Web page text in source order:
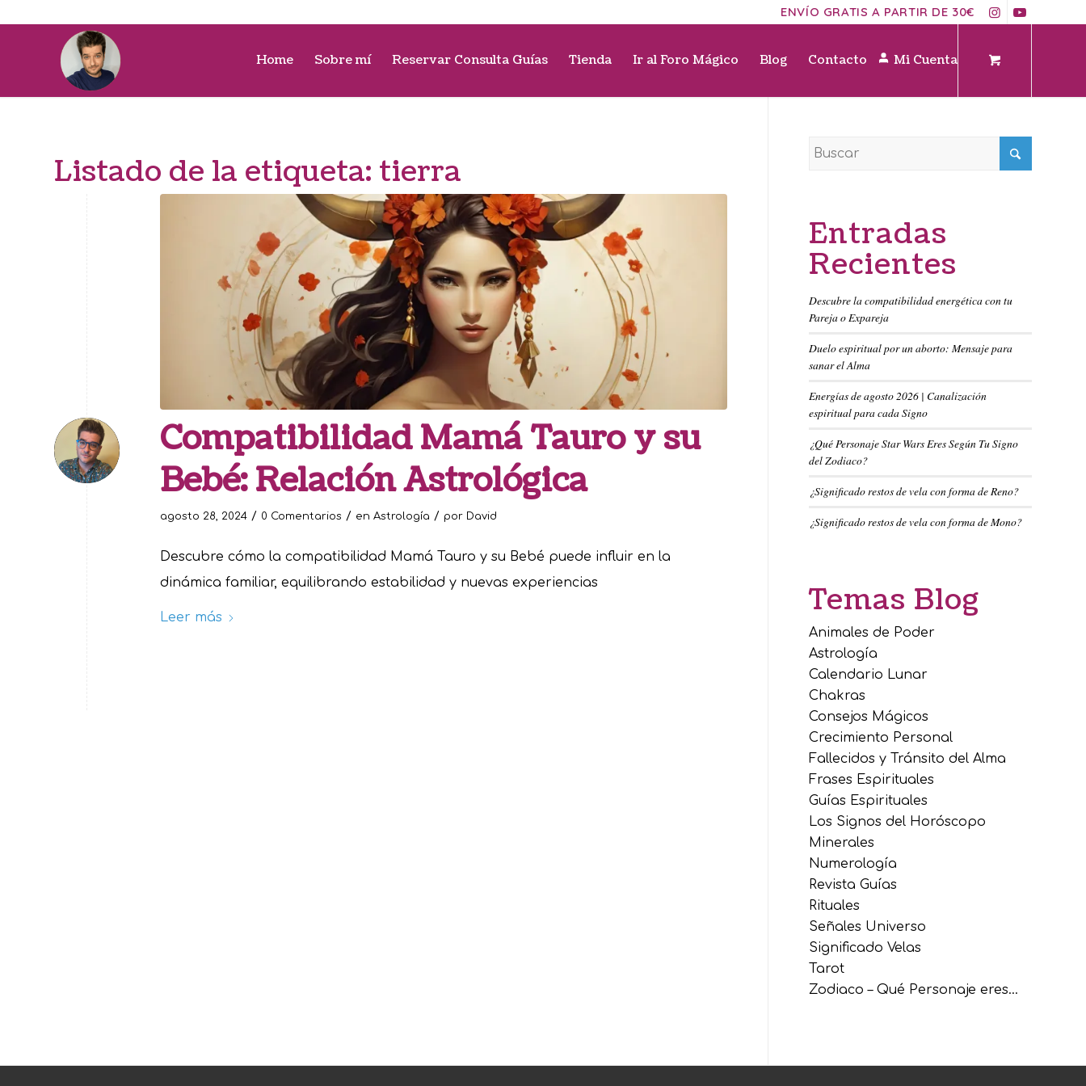
ENVÍO GRATIS A PARTIR DE 30€
Home Sobre mí Reservar Consulta Guías Tienda Ir al Foro Mágico Blog Contacto Mi Cuenta
Listado de la etiqueta: tierra
Compatibilidad Mamá Tauro y su
Bebé: Relación Astrológica
agosto 28, 2024 / 0 Comentarios / en Astrología / por David
Descubre cómo la compatibilidad Mamá Tauro y su Bebé puede influir en la
dinámica familiar, equilibrando estabilidad y nuevas experiencias
Leer más
Entradas
Recientes
Descubre la compatibilidad energética con tu
Pareja o Expareja
Duelo espiritual por un aborto: Mensaje para
sanar el Alma
Energías de agosto 2026 | Canalización
espiritual para cada Signo
¿Qué Personaje Star Wars Eres Según Tu Signo
del Zodiaco?
¿Significado restos de vela con forma de Reno?
¿Significado restos de vela con forma de Mono?
Temas Blog
Animales de Poder
Astrología
Calendario Lunar
Chakras
Consejos Mágicos
Crecimiento Personal
Fallecidos y Tránsito del Alma
Frases Espirituales
Guías Espirituales
Los Signos del Horóscopo
Minerales
Numerología
Revista Guías
Rituales
Señales Universo
Significado Velas
Tarot
Zodiaco – Qué Personaje eres…